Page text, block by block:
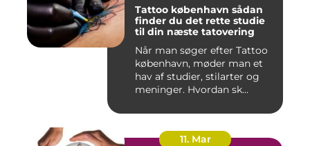
Tattoo københavn sådan
finder du det rette studie
til din næste tatovering
Når man søger efter Tattoo
københavn, møder man et
hav af studier, stilarter og
meninger. Hvordan sk...
11. Mar